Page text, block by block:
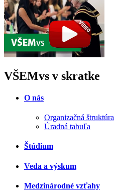
VŠEMvs v skratke
O nás
Organizačná štruktúra
Úradná tabuľa
Štúdium
Veda a výskum
Medzinárodné vzťahy